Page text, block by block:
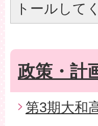
トールして
政策・計
第3期大和